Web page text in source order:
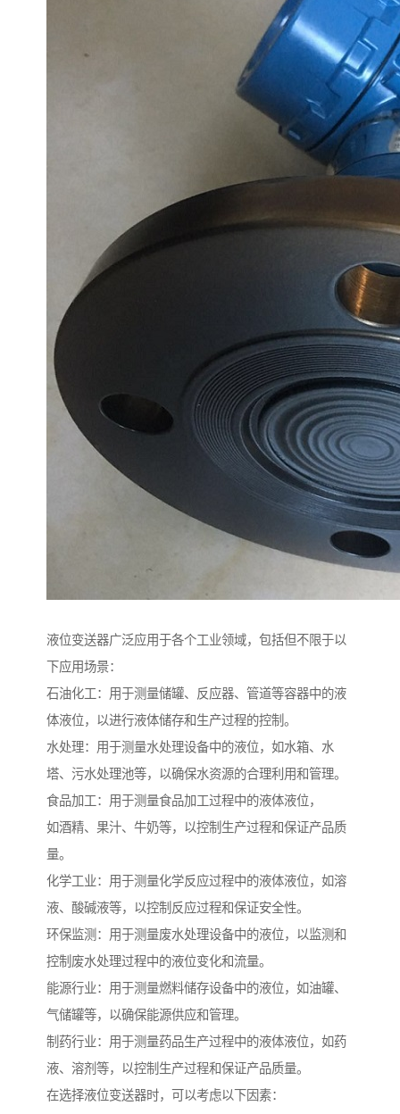
液位变送器广泛应用于各个工业领域，包括但不限于以
下应用场景：
石油化工：用于测量储罐、反应器、管道等容器中的液
体液位，以进行液体储存和生产过程的控制。
水处理：用于测量水处理设备中的液位，如水箱、水
塔、污水处理池等，以确保水资源的合理利用和管理。
食品加工：用于测量食品加工过程中的液体液位，
如酒精、果汁、牛奶等，以控制生产过程和保证产品质
量。
化学工业：用于测量化学反应过程中的液体液位，如溶
液、酸碱液等，以控制反应过程和保证安全性。
环保监测：用于测量废水处理设备中的液位，以监测和
控制废水处理过程中的液位变化和流量。
能源行业：用于测量燃料储存设备中的液位，如油罐、
气储罐等，以确保能源供应和管理。
制药行业：用于测量药品生产过程中的液体液位，如药
液、溶剂等，以控制生产过程和保证产品质量。
在选择液位变送器时，可以考虑以下因素：